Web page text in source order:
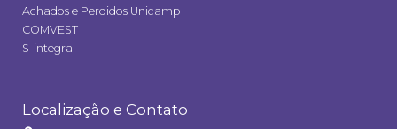
Achados e Perdidos Unicamp
COMVEST
S-integra
Localização e Contato